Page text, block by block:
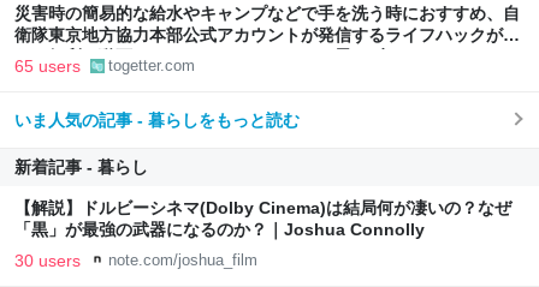
災害時の簡易的な給水やキャンプなどで手を洗う時におすすめ、自
衛隊東京地方協力本部公式アカウントが発信するライフハックがか
なり便利…動画にはしっかりオチもついて思わずクスリ
65 users togetter.com
いま人気の記事 - 暮らしをもっと読む
新着記事 - 暮らし
【解説】ドルビーシネマ(Dolby Cinema)は結局何が凄いの？なぜ
「黒」が最強の武器になるのか？｜Joshua Connolly
30 users note.com/joshua_film